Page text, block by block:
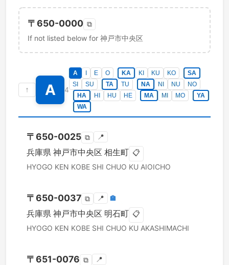
〒650-0000 ⧉
If not listed below for 神戸市中央区
↑ A 4
A E O KA KI KU KO
SA
SI
SU TA TU NA NI NU
NO
HA
HI HU HE MA MI MO
YA
WA
〒650-0025 ⧉ 📍
兵庫県 神戸市中央区 相生町 📋
HYOGO KEN KOBE SHI CHUO KU AIOICHO
〒650-0037 ⧉ 📍 🏣
兵庫県 神戸市中央区 明石町 📋
HYOGO KEN KOBE SHI CHUO KU AKASHIMACHI
〒651-0076 ⧉ 📍